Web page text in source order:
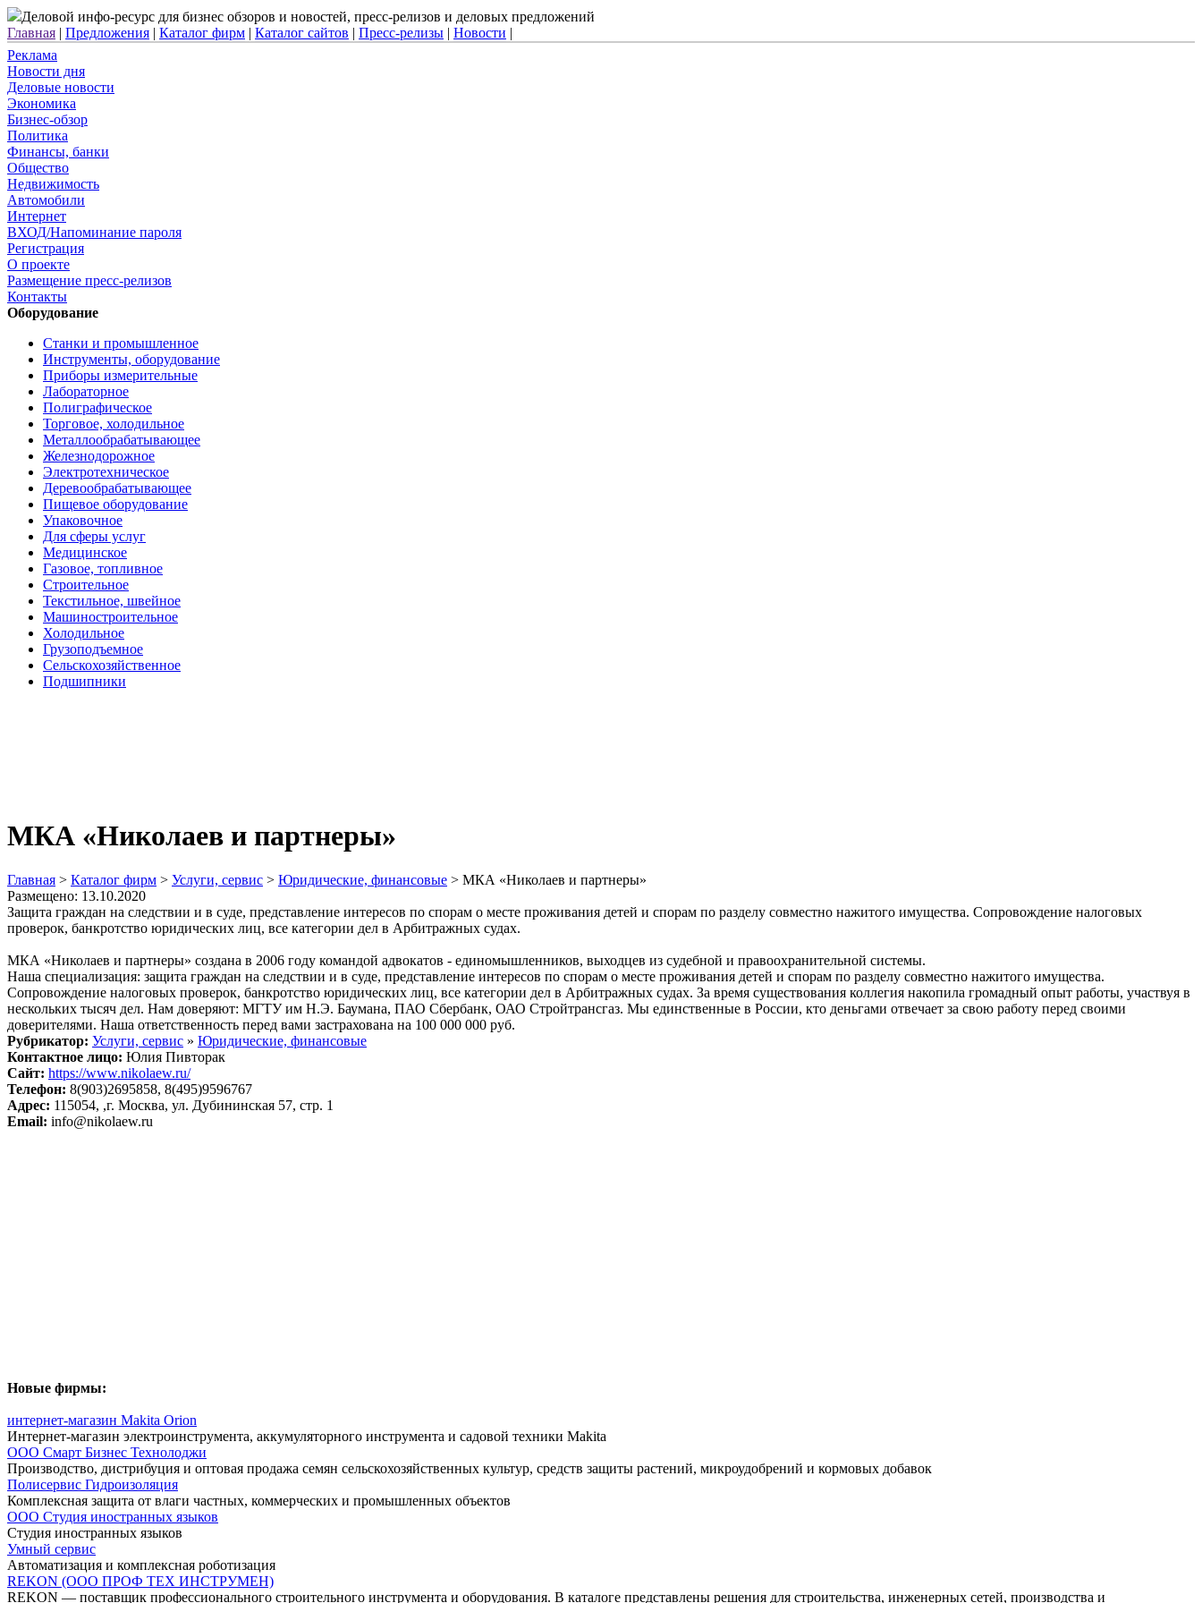
Деловой инфо-ресурс для бизнес обзоров и новостей, пресс-релизов и деловых предложений
Главная | Предложения | Каталог фирм | Каталог сайтов | Пресс-релизы | Новости |
Реклама
Новости дня
Деловые новости
Экономика
Бизнес-обзор
Политика
Финансы, банки
Общество
Недвижимость
Автомобили
Интернет
ВХОД/Напоминание пароля
Регистрация
О проекте
Размещение пресс-релизов
Контакты
Оборудование
Станки и промышленное
Инструменты, оборудование
Приборы измерительные
Лабораторное
Полиграфическое
Торговое, холодильное
Металлообрабатывающее
Железнодорожное
Электротехническое
Деревообрабатывающее
Пищевое оборудование
Упаковочное
Для сферы услуг
Медицинское
Газовое, топливное
Строительное
Текстильное, швейное
Машиностроительное
Холодильное
Грузоподъемное
Сельскохозяйственное
Подшипники
МКА «Николаев и партнеры»
Главная > Каталог фирм > Услуги, сервис > Юридические, финансовые > МКА «Николаев и партнеры»
Размещено: 13.10.2020
Защита граждан на следствии и в суде, представление интересов по спорам о месте проживания детей и спорам по разделу совместно нажитого имущества. Сопровождение налоговых
проверок, банкротство юридических лиц, все категории дел в Арбитражных судах.
МКА «Николаев и партнеры» создана в 2006 году командой адвокатов - единомышленников, выходцев из судебной и правоохранительной системы.
Наша специализация: защита граждан на следствии и в суде, представление интересов по спорам о месте проживания детей и спорам по разделу совместно нажитого имущества.
Сопровождение налоговых проверок, банкротство юридических лиц, все категории дел в Арбитражных судах. За время существования коллегия накопила громадный опыт работы, участвуя в
нескольких тысяч дел. Нам доверяют: МГТУ им Н.Э. Баумана, ПАО Сбербанк, ОАО Стройтрансгаз. Мы единственные в России, кто деньгами отвечает за свою работу перед своими
доверителями. Наша ответственность перед вами застрахована на 100 000 000 руб.
Рубрикатор: Услуги, сервис » Юридические, финансовые
Контактное лицо: Юлия Пивторак
Сайт: https://www.nikolaew.ru/
Телефон: 8(903)2695858, 8(495)9596767
Адрес: 115054, ,г. Москва, ул. Дубининская 57, стр. 1
Email: info@nikolaew.ru
Новые фирмы:
интернет-магазин Makita Orion
Интернет-магазин электроинструмента, аккумуляторного инструмента и садовой техники Makita
ООО Смарт Бизнес Технолоджи
Производство, дистрибуция и оптовая продажа семян сельскохозяйственных культур, средств защиты растений, микроудобрений и кормовых добавок
Полисервис Гидроизоляция
Комплексная защита от влаги частных, коммерческих и промышленных объектов
ООО Студия иностранных языков
Студия иностранных языков
Умный сервис
Автоматизация и комплексная роботизация
REKON (ООО ПРОФ ТЕХ ИНСТРУМЕН)
REKON — поставщик профессионального строительного инструмента и оборудования. В каталоге представлены решения для строительства, инженерных сетей, производства и